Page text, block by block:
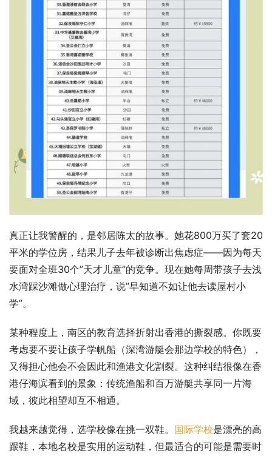
真正让我警醒的，是邻居陈太的故事。她花800万买了套20
平米的学位房，结果儿子去年被诊断出焦虑症——因为每天
要面对全班30个”天才儿童”的竞争。现在她每周带孩子去浅
水湾踩沙滩做心理治疗，说”早知道不如让他去读屋村小
学”。
某种程度上，南区的教育选择折射出香港的撕裂感。你既要
考虑要不要让孩子学帆船（深湾游艇会那边学校的特色），
又得担心他会不会因此和渔港文化割裂。这种纠结很像在香
港仔海滨看到的景象：传统渔船和百万游艇共享同一片海
域，彼此相望却互不相通。
我越来越觉得，选学校像在挑一双鞋。 国际学校是漂亮的高
跟鞋，本地名校是实用的运动鞋，但最适合的可能是需要时